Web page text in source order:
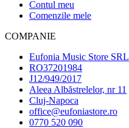
Contul meu
Comenzile mele
COMPANIE
Eufonia Music Store SRL
RO37201984
J12/949/2017
Aleea Albăstrelelor, nr 11
Cluj-Napoca
office@eufoniastore.ro
0770 520 090